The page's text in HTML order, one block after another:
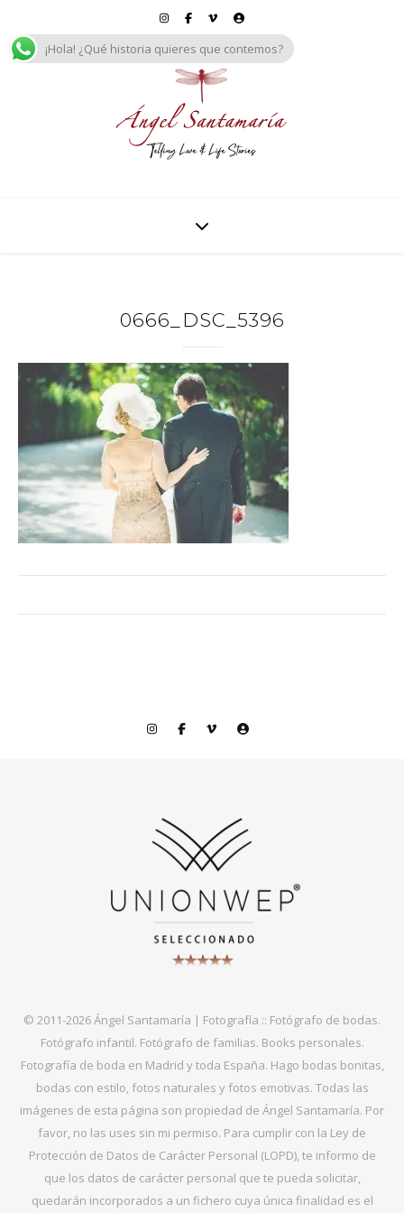
0666_DSC_5396
© 2011-2026 Ángel Santamaría | Fotografía :: Fotógrafo de bodas.
Fotógrafo infantil. Fotógrafo de familias. Books personales.
Fotografía de boda en Madrid y toda España. Hago bodas bonitas,
bodas con estilo, fotos naturales y fotos emotivas. Todas las
imágenes de esta página son propiedad de Ángel Santamaría. Por
favor, no las uses sin mi permiso. Para cumplir con la Ley de
Protección de Datos de Carácter Personal (LOPD), te informo de
que los datos de carácter personal que te pueda solicitar,
quedarán incorporados a un fichero cuya única finalidad es el
¡Hola! ¿Qué historia quieres que contemos?